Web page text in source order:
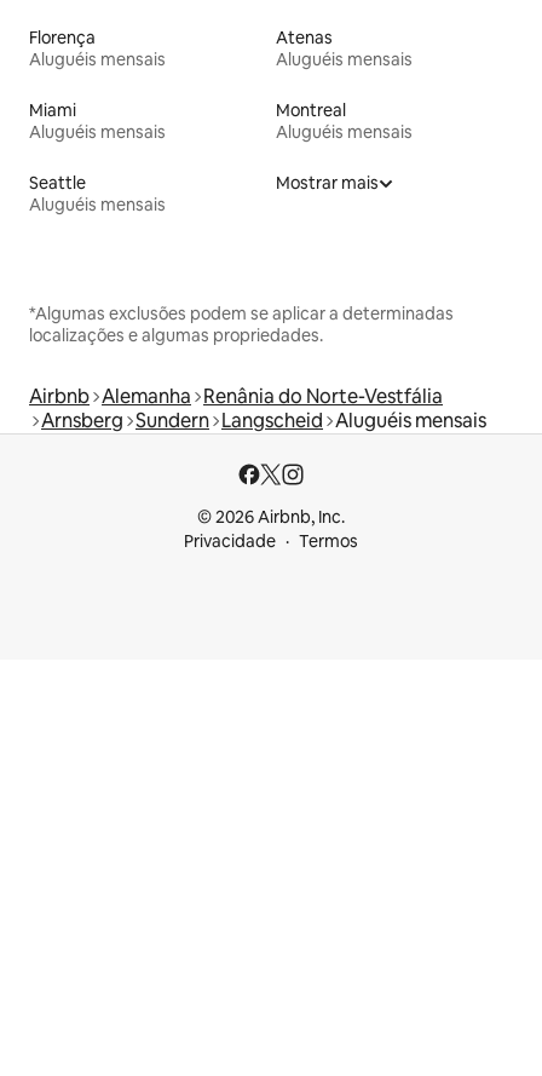
Florença
Aluguéis mensais
Atenas
Aluguéis mensais
Miami
Aluguéis mensais
Montreal
Aluguéis mensais
Seattle
Aluguéis mensais
Mostrar mais
*Algumas exclusões podem se aplicar a determinadas
localizações e algumas propriedades.
Airbnb Alemanha Renânia do Norte-Vestfália
Arnsberg Sundern Langscheid Aluguéis mensais
© 2026 Airbnb, Inc.
Privacidade
Termos